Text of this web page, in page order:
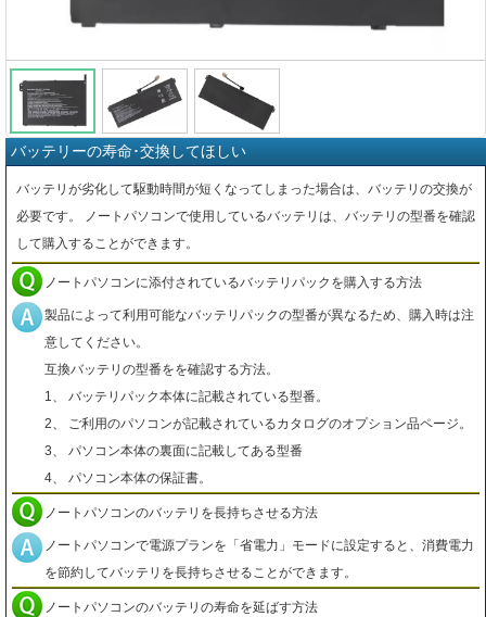
バッテリーの寿命･交換してほしい
バッテリが劣化して駆動時間が短くなってしまった場合は、バッテリの交換が
必要です。 ノートパソコンで使用しているバッテリは、バッテリの型番を確認
して購入することができます。
ノートパソコンに添付されているバッテリパックを購入する方法
製品によって利用可能なバッテリパックの型番が異なるため、購入時は注
意してください。
互換バッテリの型番をを確認する方法。
1、 バッテリパック本体に記載されている型番。
2、 ご利用のパソコンが記載されているカタログのオプション品ページ。
3、 パソコン本体の裏面に記載してある型番
4、 パソコン本体の保証書。
ノートパソコンのバッテリを長持ちさせる方法
ノートパソコンで電源プランを「省電力」モードに設定すると、消費電力
を節約してバッテリを長持ちさせることができます。
ノートパソコンのバッテリの寿命を延ばす方法